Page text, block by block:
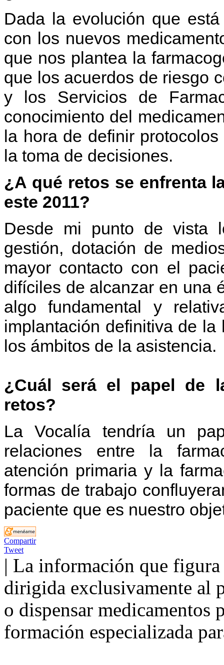
Dada la evolución que
con los nuevos
que nos plantea la
que los acuerdos de riesgo
y los Servicios de
conocimiento del
la hora de definir
la toma de decisiones.
¿A qué retos se enfrenta
este 2011?
Desde mi punto de vista
gestión, dotación de
mayor contacto con el
difíciles de alcanzar en una
algo fundamental y
implantación definitiva de
los ámbitos de la asistencia.
¿Cuál será el papel de
retos?
La Vocalía tendría un
relaciones entre la
atención primaria y la
formas de trabajo
paciente que es nuestro
Compartir
Tweet
| La información que
dirigida exclusivamente al
o dispensar medicamentos
formación especializada